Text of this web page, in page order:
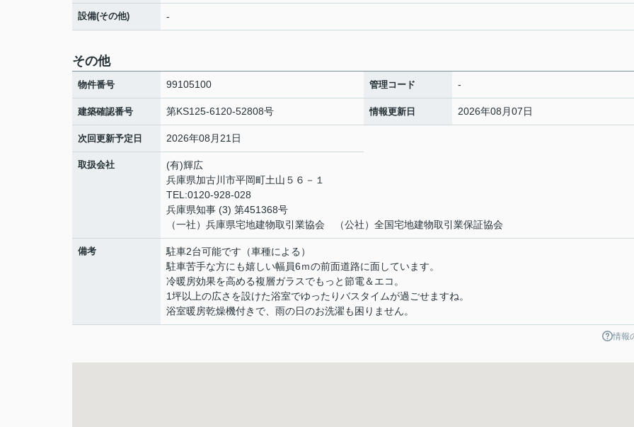
設備(その他) -
その他
物件番号 99105100 管理コード -
建築確認番号 第KS125-6120-52808号 情報更新日 2026年08月07日
次回更新予定日 2026年08月21日
取扱会社
(有)輝広
兵庫県加古川市平岡町土山５６－１
TEL:0120-928-028
兵庫県知事 (3) 第451368号
（一社）兵庫県宅地建物取引業協会 （公社）全国宅地建物取引業保証協会
備考
駐車2台可能です（車種による）
駐車苦手な方にも嬉しい幅員6ｍの前面道路に面しています。
冷暖房効果を高める複層ガラスでもっと節電＆エコ。
1坪以上の広さを設けた浴室でゆったりバスタイムが過ごせますね。
浴室暖房乾燥機付きで、雨の日のお洗濯も困りません。
情報